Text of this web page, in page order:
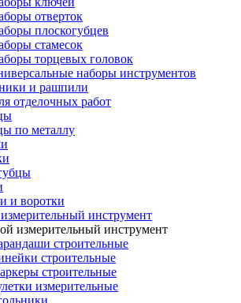
отверток
плоскогубцев
стамесок
торцевых головок
наборы инструментов
и рашпили
отделочных работ
по металлу
и воротки
инструмент
измерительный инструмент
строительные
строительные
строительные
измерительные